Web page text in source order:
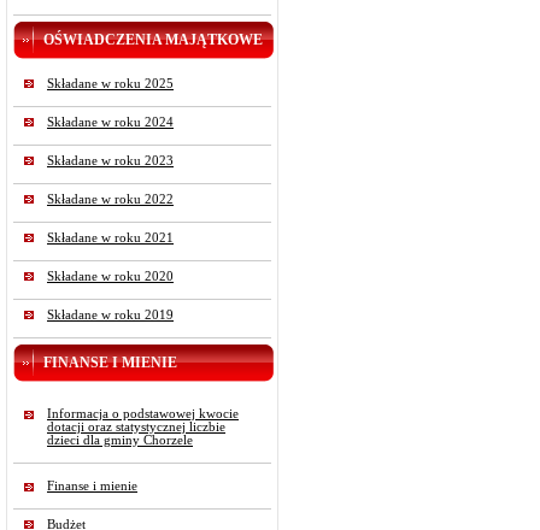
OŚWIADCZENIA MAJĄTKOWE
Składane w roku 2025
Składane w roku 2024
Składane w roku 2023
Składane w roku 2022
Składane w roku 2021
Składane w roku 2020
Składane w roku 2019
FINANSE I MIENIE
Informacja o podstawowej kwocie
dotacji oraz statystycznej liczbie
dzieci dla gminy Chorzele
Finanse i mienie
Budżet